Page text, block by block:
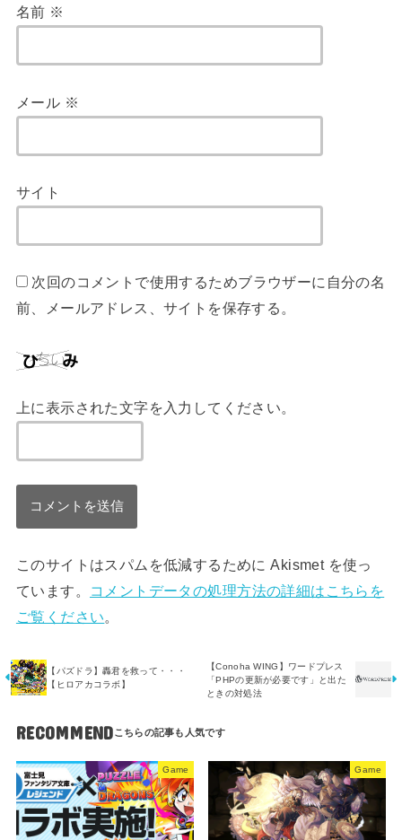
名前 ※
メール ※
サイト
次回のコメントで使用するためブラウザーに自分の名
前、メールアドレス、サイトを保存する。
上に表示された文字を入力してください。
このサイトはスパムを低減するために Akismet を使っ
ています。
コメントデータの処理方法の詳細はこちらを
ご覧ください。
【パズドラ】轟君を救って・・・
【ヒロアカコラボ】
【Conoha WING】ワードプレス
「PHPの更新が必要です」と出た
ときの対処法
RECOMMEND
Game Game